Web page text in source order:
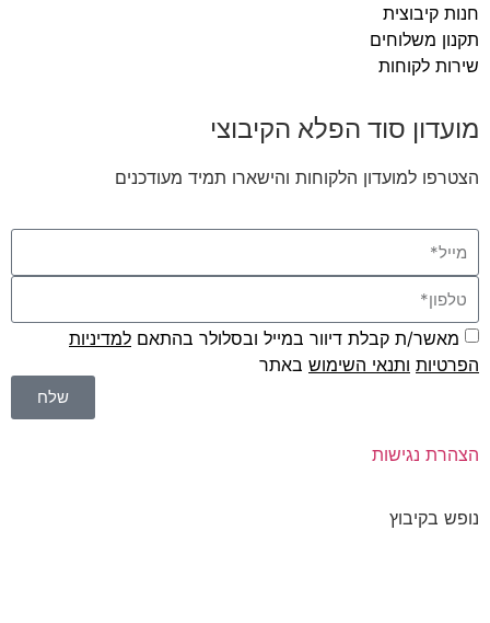
חנות קיבוצית
תקנון משלוחים
שירות לקוחות
מועדון סוד הפלא הקיבוצי
הצטרפו למועדון הלקוחות והישארו תמיד מעודכנים
מאשר/ת קבלת דיוור במייל ובסלולר בהתאם למדיניות
הפרטיות ותנאי השימוש באתר
שלח
הצהרת נגישות
נופש בקיבוץ